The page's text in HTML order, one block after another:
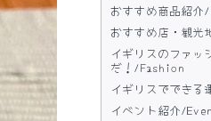
おすすめ商品紹
おすすめ店・観光
イギリスのファッ
だ！/Fashion
イギリスででき
イベント紹介/